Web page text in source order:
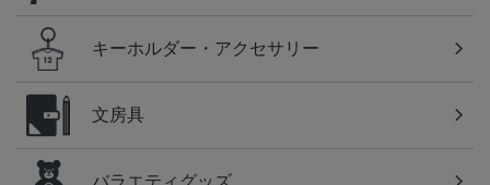
キーホルダー・アクセサリー
文房具
バラエティグッズ